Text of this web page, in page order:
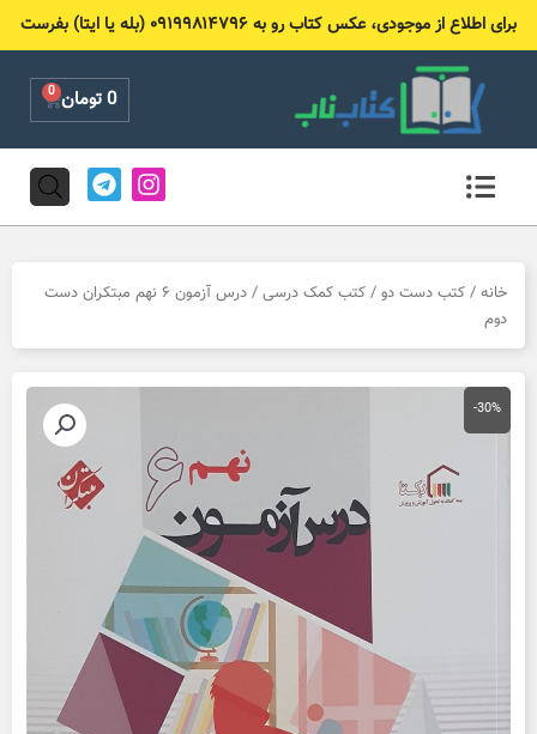
برای اطلاع از موجودی، عکس کتاب رو به ۰۹۱۹۹۸۱۴۷۹۶ (بله یا ایتا) بفرست
0تومان 0
Cart
I
n
s
g
a
T
e
l
r
m
خانه / کتب دست دو / کتب کمک درسی
/ درس آزمون ۶ نهم مبتکران دست
دوم
-30%